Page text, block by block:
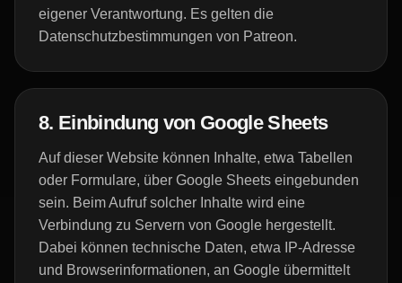
eigener Verantwortung. Es gelten die
Datenschutzbestimmungen von Patreon.
8. Einbindung von Google Sheets
Auf dieser Website können Inhalte, etwa Tabellen
oder Formulare, über Google Sheets eingebunden
sein. Beim Aufruf solcher Inhalte wird eine
Verbindung zu Servern von Google hergestellt.
Dabei können technische Daten, etwa IP-Adresse
und Browserinformationen, an Google übermittelt